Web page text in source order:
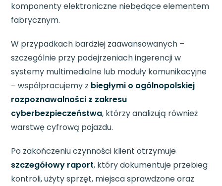
komponenty elektroniczne niebędące elementem
fabrycznym.
W przypadkach bardziej zaawansowanych –
szczególnie przy podejrzeniach ingerencji w
systemy multimedialne lub moduły komunikacyjne
– współpracujemy z biegłymi o ogólnopolskiej
rozpoznawalności z zakresu
cyberbezpieczeństwa, którzy analizują również
warstwę cyfrową pojazdu.
Po zakończeniu czynności klient otrzymuje
szczegółowy raport, który dokumentuje przebieg
kontroli, użyty sprzęt, miejsca sprawdzone oraz